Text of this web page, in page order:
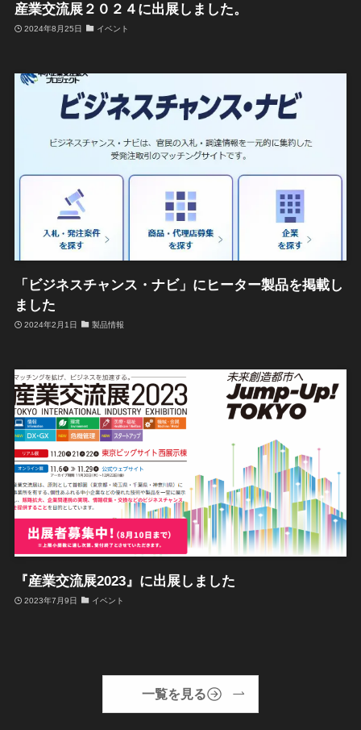
産業交流展２０２４に出展しました。
2024年8月25日 イベント
「ビジネスチャンス・ナビ」にヒーター製品を掲載し
ました
2024年2月1日 製品情報
『産業交流展2023』に出展しました
2023年7月9日 イベント
一覧を見る